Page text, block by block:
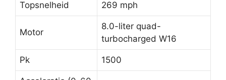
Topsnelheid 269 mph
Motor
8.0-liter quad-
turbocharged W16
Pk 1500